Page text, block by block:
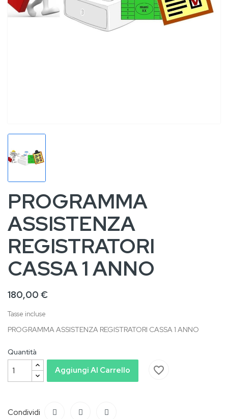
PROGRAMMA
ASSISTENZA
REGISTRATORI
CASSA 1 ANNO
180,00 €
Tasse incluse
PROGRAMMA ASSISTENZA REGISTRATORI CASSA 1 ANNO
Quantità
Aggiungi Al Carrello favorite_border
Condividi